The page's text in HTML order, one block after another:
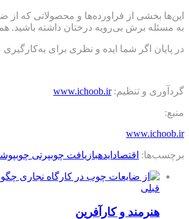
این‌ها بخشی از فراورده‌ها و محصولاتی که
به مسئله برش بی‌رویه درختان داشته باشید.
در پایان اگر شما ایده و نظری برای
گردآوری و تنظیم:www.ichoob.ir
منبع:
www.ichoob.ir
برچسب‌ها: اقتصاد ایدهبازیافت چوبپرتی چوب
قبلی
هنرمند و کارآفرین